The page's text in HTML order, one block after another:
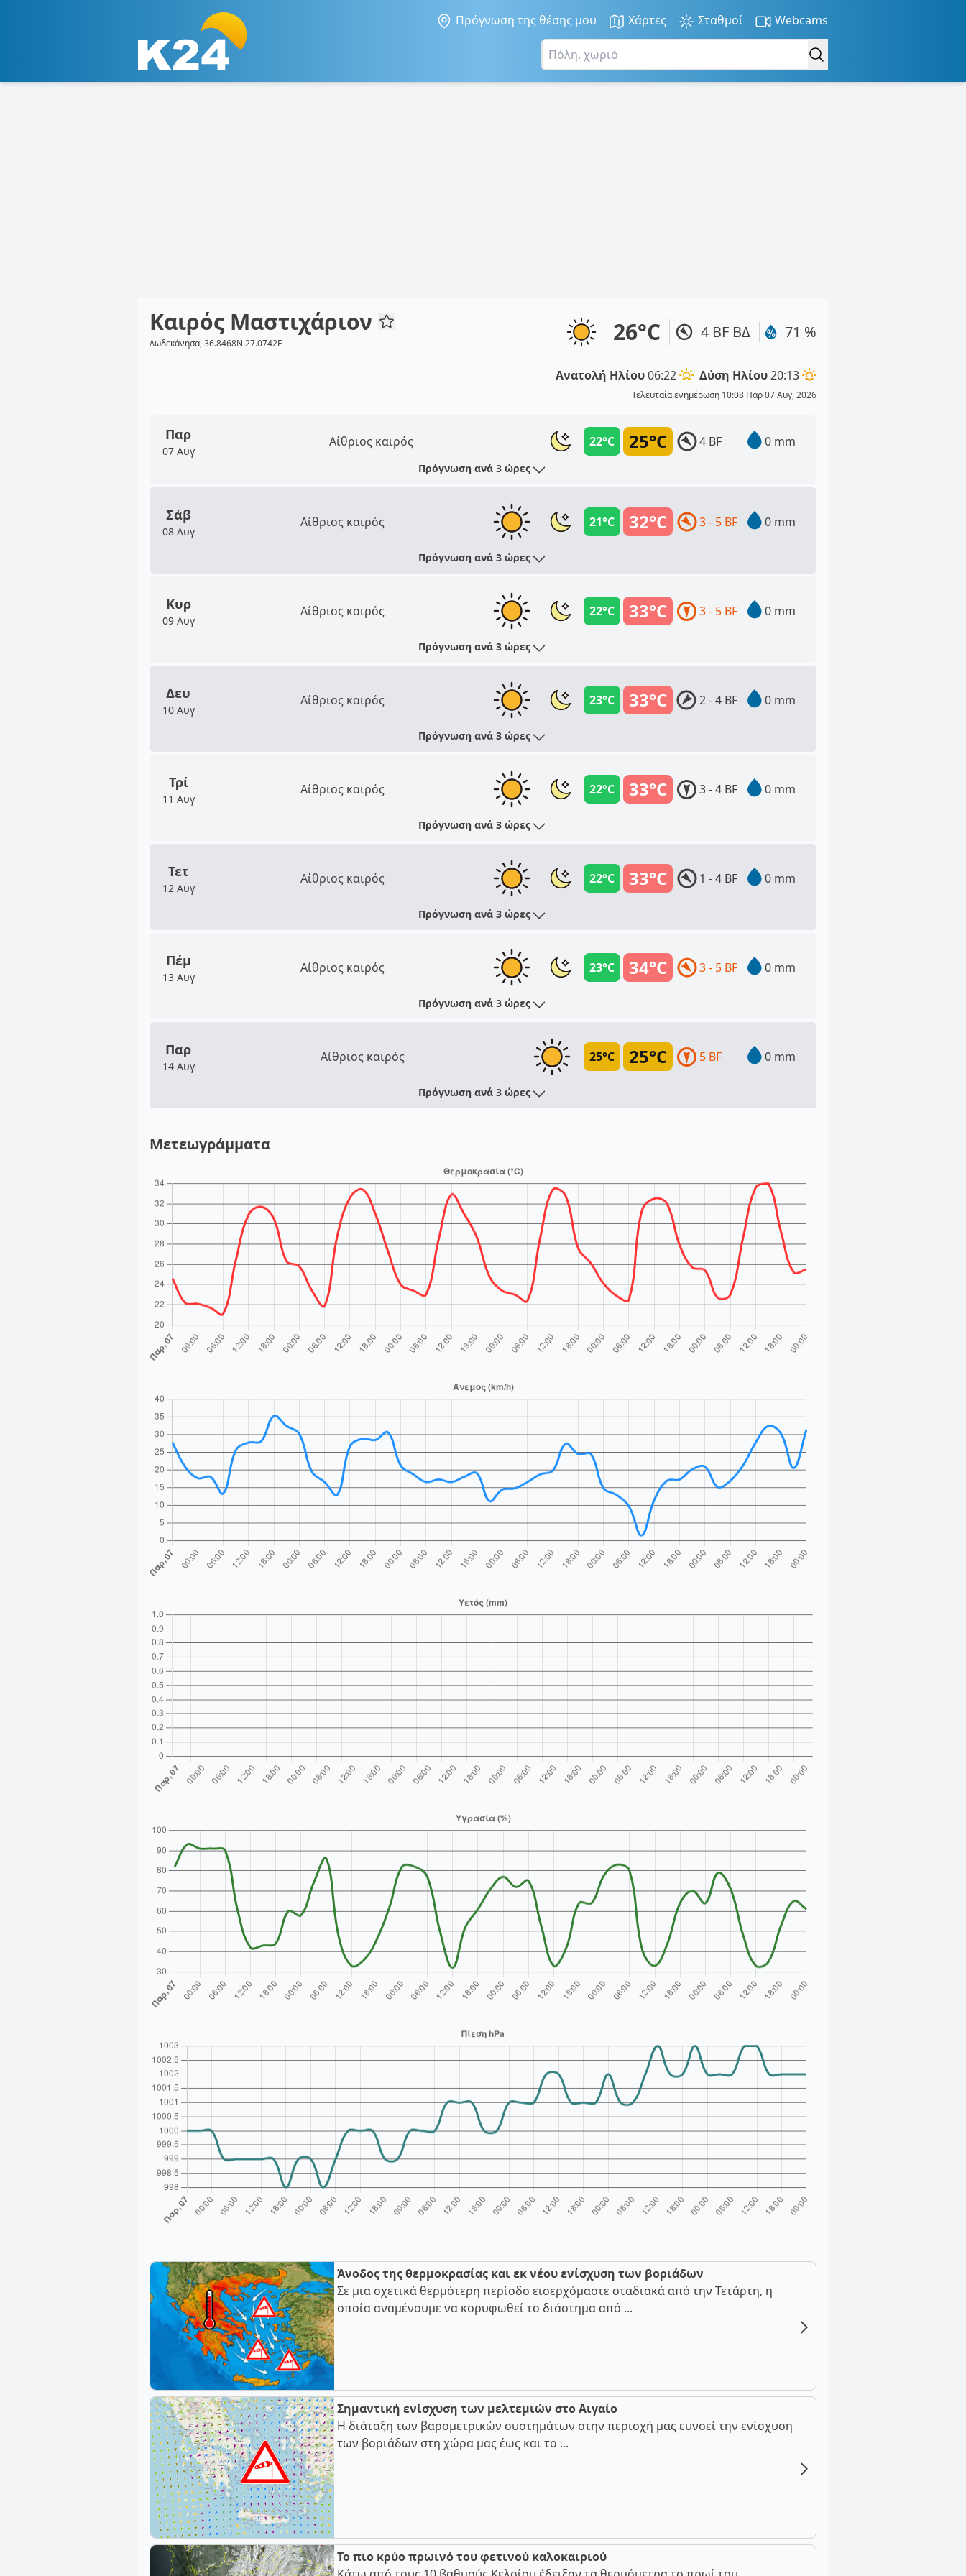
Πρόγνωση της θέσης μου Χάρτες Σταθμοί Webcams
Καιρός Μαστιχάριον
Δωδεκάνησα, 36.8468N 27.0742E 26°C 4 BF ΒΔ 71 %
Ανατολή Ηλίου06:22 Δύση Ηλίου20:13
Τελευταία ενημέρωση 10:08 Παρ 07 Αυγ, 2026
Παρ
07 Αυγ
Αίθριος καιρός 25°C
22°C 4 BF 0 mm
Πρόγνωση ανά 3 ώρες
Σάβ
08 Αυγ
Αίθριος καιρός 32°C
21°C 3 - 5 BF 0 mm
Πρόγνωση ανά 3 ώρες
Κυρ
09 Αυγ
Αίθριος καιρός 33°C
22°C 3 - 5 BF 0 mm
Πρόγνωση ανά 3 ώρες
Δευ
10 Αυγ
Αίθριος καιρός 33°C
23°C 2 - 4 BF 0 mm
Πρόγνωση ανά 3 ώρες
Τρί
11 Αυγ
Αίθριος καιρός 33°C
22°C 3 - 4 BF 0 mm
Πρόγνωση ανά 3 ώρες
Τετ
12 Αυγ
Αίθριος καιρός 33°C
22°C 1 - 4 BF 0 mm
Πρόγνωση ανά 3 ώρες
Πέμ
13 Αυγ
Αίθριος καιρός 34°C
23°C 3 - 5 BF 0 mm
Πρόγνωση ανά 3 ώρες
Παρ
14 Αυγ
Αίθριος καιρός 25°C
25°C 5 BF 0 mm
Πρόγνωση ανά 3 ώρες
Μετεωγράμματα
Άνοδος της θερμοκρασίας και εκ νέου ενίσχυση των βοριάδων
Σε μια σχετικά θερμότερη περίοδο εισερχόμαστε σταδιακά από την Τετάρτη, η
οποία αναμένουμε να κορυφωθεί το διάστημα από ...
Σημαντική ενίσχυση των μελτεμιών στο Αιγαίο
Η διάταξη των βαρομετρικών συστημάτων στην περιοχή μας ευνοεί την ενίσχυση
των βοριάδων στη χώρα μας έως και το ...
Το πιο κρύο πρωινό του φετινού καλοκαιριού